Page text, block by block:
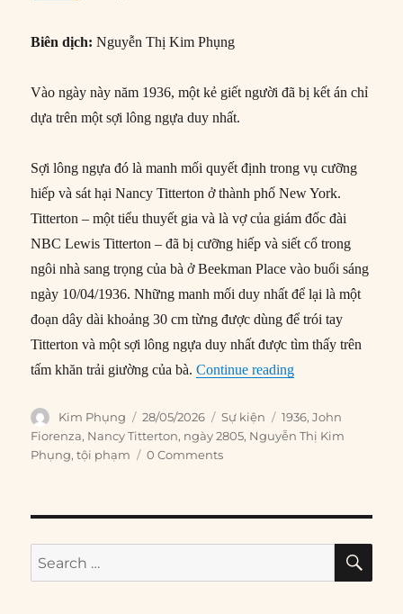
Biên dịch: Nguyễn Thị Kim Phụng
Vào ngày này năm 1936, một kẻ giết người đã bị kết án chỉ
dựa trên một sợi lông ngựa duy nhất.
Sợi lông ngựa đó là manh mối quyết định trong vụ cưỡng
hiếp và sát hại Nancy Titterton ở thành phố New York.
Titterton – một tiểu thuyết gia và là vợ của giám đốc đài
NBC Lewis Titterton – đã bị cưỡng hiếp và siết cổ trong
ngôi nhà sang trọng của bà ở Beekman Place vào buổi sáng
ngày 10/04/1936. Những manh mối duy nhất để lại là một
đoạn dây dài khoảng 30 cm từng được dùng để trói tay
Titterton và một sợi lông ngựa duy nhất được tìm thấy trên
tấm khăn trải giường của bà.Continue reading“28/05/1936: Một
Author
Kim Phụng
Posted
on
28/05/2026 Categories
Sự kiện Tags
1936,John
Fiorenza, Nancy Titterton, ngày 2805, Nguyễn Thị Kim
Phụng,tội phạm 0 Comments
Search
for: